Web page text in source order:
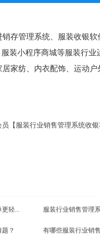
存管理系统、服装收银
装小程序商城等服装行
家纺、内衣配饰、运动
【服装行业销售管理系统收银
轻... 服装行业销售管理
？ 有哪些服装行业销